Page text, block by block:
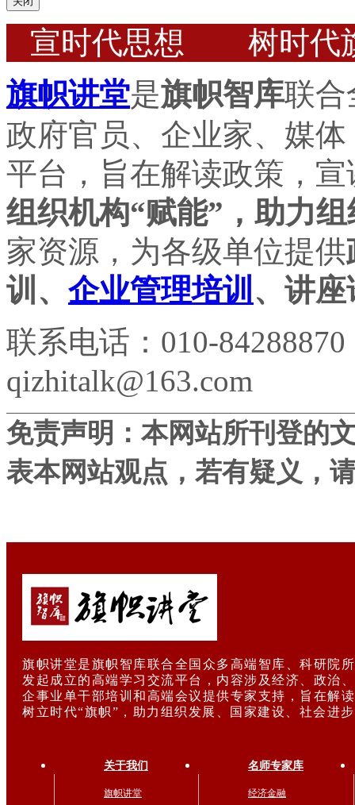
宣时代思想 树时代
旗帜讲堂是旗帜智库联合
政府官员、企业家、媒
平台，旨在解读政策，
组织机构“赋能”，助力
家资源，为各级单位提供
训、 企业管理培训 、讲
联系电话：010-
qizhitalk@163.com
免责声明：本网站所刊登的
表本网站观点，若有疑义，
旗帜讲堂是旗帜智库联合全国众多高端智库、科研院
发起成立的高端学习交流平台，内容涉及经济、政治
企事业单干部培训和高端会议提供专家支持，旨在解
树立时代“旗帜”，助力组织发展、国家建设、社会进
关于我们
旗帜讲堂
名师专家库
经济金融